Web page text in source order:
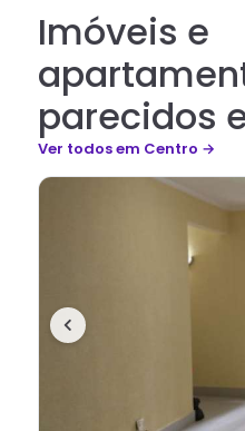
Imóveis e
parecidos
Ver todosem Centro →